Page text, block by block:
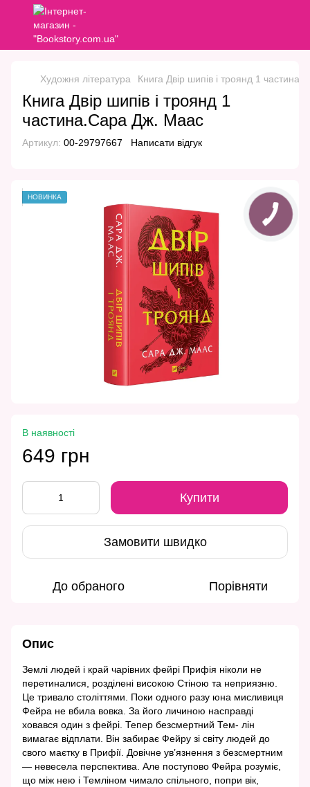
Художня література Книга Двір шипів і троянд 1
Книга Двір шипів і троянд 1
частина.Сара Дж. Маас
Артикул: 00-29797667 Написати відгук
НОВИНКА
В наявності
649 грн
Купити
Замовити швидко
До обраного Порівняти
Опис
Землі людей і край чарівних фейрі Прифія ніколи не
перетиналися, розділені високою Cтіною та неприязню.
Це тривало століттями. Поки одного разу юна мисливиця
Фейра не вбила вовка. За його личиною насправді
ховався один з фейрі. Тепер безсмертний Тем- лін
вимагає відплати. Він забирає Фейру зі світу людей до
свого маєтку в Прифії. Довічне ув’язнення з безсмертним
— невесела перспектива. Але поступово Фейра розуміє,
що між нею і Темліном чимало спільного, попри вік,